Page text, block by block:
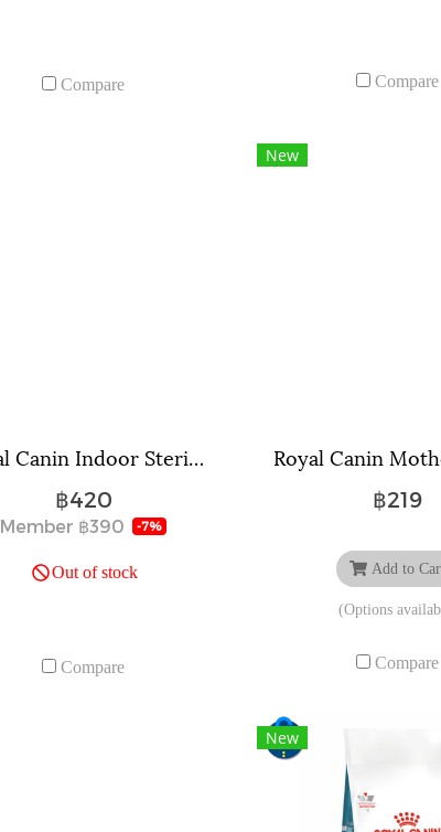
Compare Compare
Royal Canin Indoor Sterilized Gravy ขนาด 85 กรัม จำนวน 12 ซอง
฿420
Member ฿390 -7%
Out of stock
Compare
New
฿219
Add to
(Options
Compare
New